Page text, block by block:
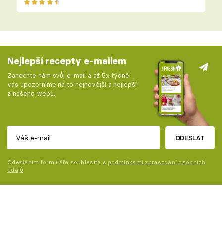
Nejlepší recepty e-mailem
Zanechte nám svůj e-mail a až 5x týdně
vás upozorníme na to nejnovější a nejlepší
z našeho webu.
ODESLAT
Odesláním formuláře souhlasíte s podmínkami zpracování osobních
údajů